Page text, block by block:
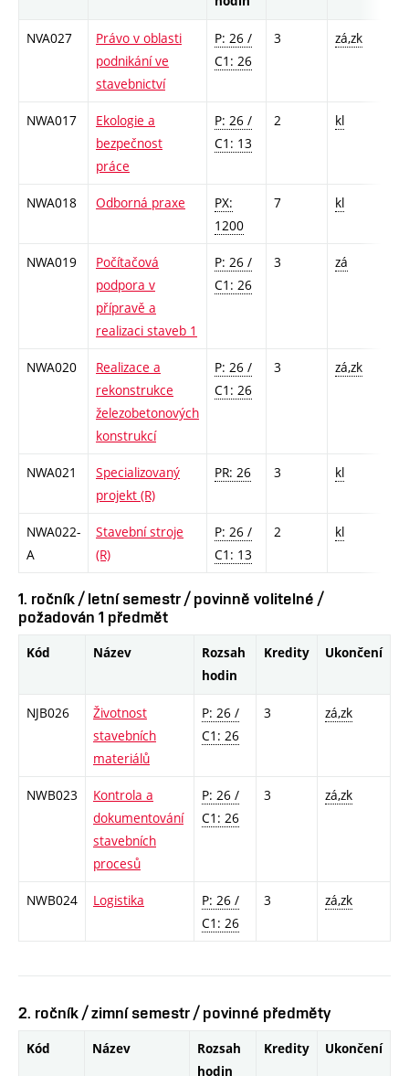
NVA027
Právo v oblasti
podnikání ve
stavebnictví
P: 26 /
C1: 26
3 zá,zk
NWA017
Ekologie a
bezpečnost
práce
P: 26 /
C1: 13
2 kl
NWA018 Odborná praxe
PX:
1200
7 kl
NWA019
Počítačová
podpora v
přípravě a
realizaci staveb 1
P: 26 /
C1: 26
3 zá
NWA020
Realizace a
rekonstrukce
železobetonových
konstrukcí
P: 26 /
C1: 26
3 zá,zk
NWA021
Specializovaný
projekt (R)
PR: 26 3 kl
NWA022-
A
Stavební stroje
(R)
P: 26 /
C1: 13
2 kl
1. ročník / letní semestr / povinně volitelné /
požadován 1 předmět
Kód Název
Rozsah
hodin
Kredity Ukončení
NJB026
Životnost
stavebních
materiálů
P: 26 /
C1: 26
3 zá,zk
NWB023
Kontrola a
dokumentování
stavebních
procesů
P: 26 /
C1: 26
3 zá,zk
NWB024 Logistika
P: 26 /
C1: 26
3 zá,zk
2. ročník / zimní semestr / povinné předměty
Kód Název
Rozsah
hodin
Kredity Ukončení